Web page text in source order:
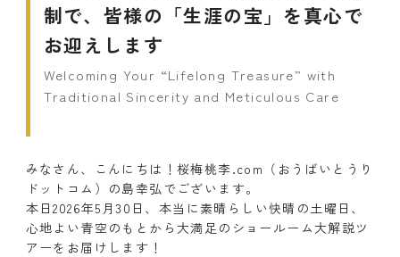
制で、皆様の「生涯の宝」を真心で
お迎えします
Welcoming Your “Lifelong Treasure” with
Traditional Sincerity and Meticulous Care
みなさん、こんにちは！桜梅桃李.com（おうばいとうり
ドットコム）の島幸弘でございます。
本日2026年5月30日、本当に素晴らしい快晴の土曜日、
心地よい青空のもとから大満足のショールーム大解説ツ
アーをお届けします！